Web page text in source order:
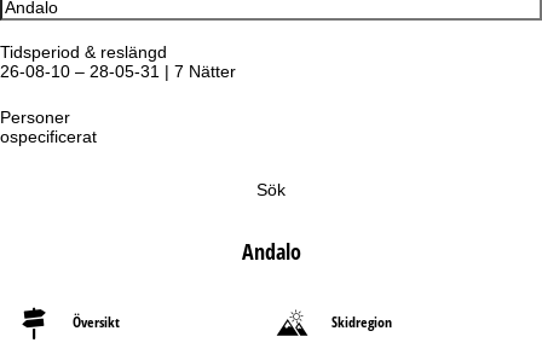
Tidsperiod & reslängd
26-08-10 – 28-05-31 | 7 Nätter
Personer
ospecificerat
Sök
Andalo
Översikt Skidregion